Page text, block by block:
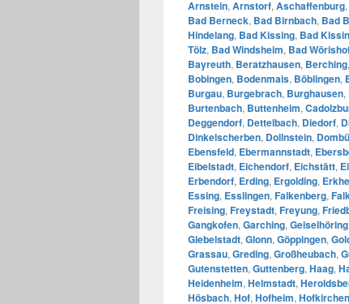
Arnstein, Arnstorf, Aschaffenburg,
Bad Berneck, Bad Birnbach, Bad
Hindelang, Bad Kissing, Bad
Tölz, Bad Windsheim, Bad
Bayreuth, Beratzhausen, Berching,
Bobingen, Bodenmais, Böblingen,
Burgau, Burgebrach, Burghausen,
Burtenbach, Buttenheim,
Deggendorf, Dettelbach, Diedorf,
Dinkelscherben, Dollnstein,
Ebensfeld, Ebermannstadt,
Eibelstadt, Eichendorf, Eichstätt,
Erbendorf, Erding, Ergolding,
Essing, Esslingen, Falkenberg,
Freising, Freystadt, Freyung,
Gangkofen, Garching, Geiselhöring
Giebelstadt, Glonn, Göppingen,
Grassau, Greding, Großheubach,
Gutenstetten, Guttenberg, Haag,
Heidenheim, Helmstadt,
Hösbach, Hof, Hofheim, Hofkirchen